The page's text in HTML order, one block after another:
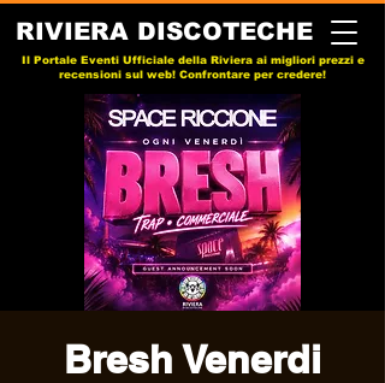
RIVIERA DISCOTECHE
Il Portale Eventi Ufficiale della Riviera ai migliori prezzi e
recensioni sul web! Confrontare per credere!
Bresh Venerdi